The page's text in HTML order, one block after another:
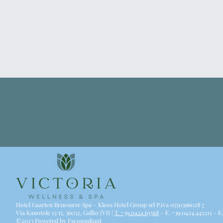
Hotel Gaarten Benessere Spa – Kleos Hotel Group srl P.iva 05503960287
Via Kanotole 13/15, 36032, Gallio (VI) | T. +39.0424.65568 – F. +39.0424.445213 – E.
©2023 Powered by Fsconsultant